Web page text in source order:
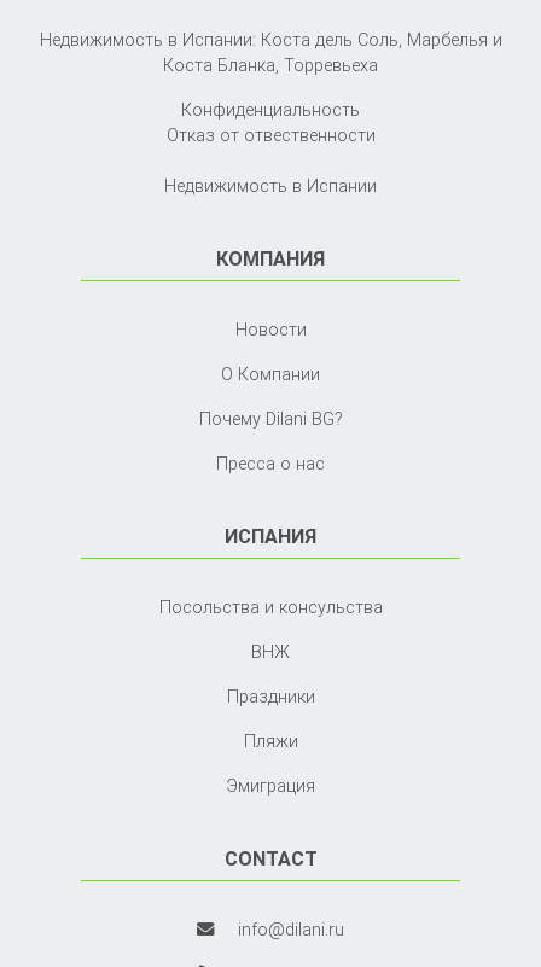
Недвижимость в Испании: Коста дель Соль, Марбелья и
Коста Бланка, Торревьеха
Конфиденциальность
Отказ от отвественности
Недвижимость в Испании
КОМПАНИЯ
Новости
О Компании
Почему Dilani BG?
Пресса о нас
ИСПАНИЯ
Посольства и консульства
ВНЖ
Праздники
Пляжи
Эмиграция
CONTACT
info@dilani.ru